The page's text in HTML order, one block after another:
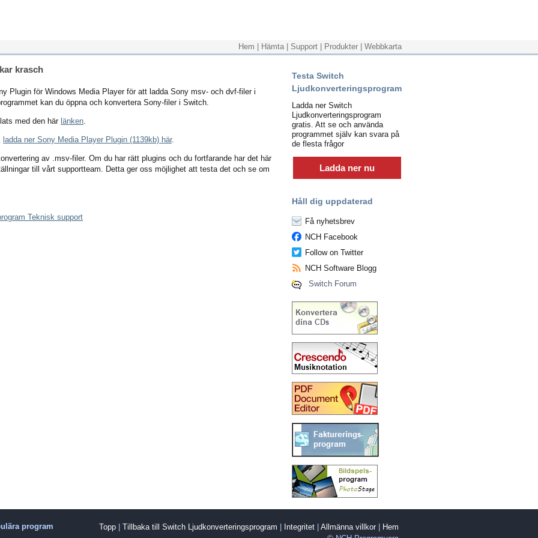
Hem Hämta Support Produkter Webbkarta
krasch
Plugin för Windows Media Player för att ladda Sony msv- och dvf-filer i
kan du öppna och konvertera Sony-filer i Switch.
med den här länken.
ladda ner Sony Media Player Plugin (1139kb) här.
av .msv-filer. Om du har rätt plugins och du fortfarande har det här
till vårt supportteam. Detta ger oss möjlighet att testa det och se om
Teknisk support
Testa Switch
Ljudkonverteringsprogram
Ladda ner Switch
Ljudkonverteringsprogram
gratis. Att se och använda
programmet själv kan svara på
de flesta frågor
Ladda ner nu
Håll dig uppdaterad
Få nyhetsbrev
NCH Facebook
Follow on Twitter
NCH Software Blogg
Switch Forum
program Topp Tillbaka till Switch Ljudkonverteringsprogram Integritet Allmänna villkor
Hem